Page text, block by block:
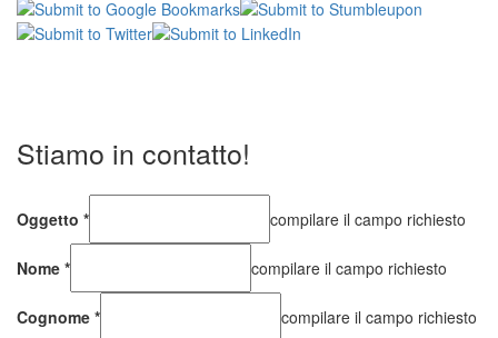
Stiamo in contatto!
Oggetto * compilare il campo richiesto
Nome * compilare il campo richiesto
Cognome * compilare il campo richiesto